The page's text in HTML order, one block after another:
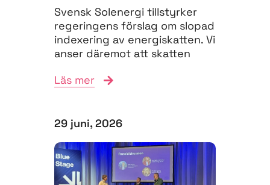
Svensk Solenergi tillstyrker
regeringens förslag om slopad
indexering av energiskatten. Vi
anser däremot att skatten
att...
Läs mer
29 juni, 2026